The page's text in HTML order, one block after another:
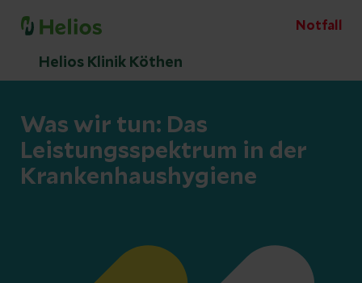
Notfall
Helios Klinik Köthen
Was wir tun: Das
Leistungsspektrum in der
Krankenhaushygiene